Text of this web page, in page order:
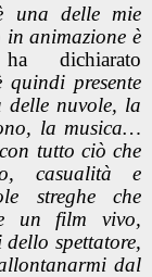
una delle mie
in animazione è
dichiarato
quindi presente
delle nuvole, la
la musica…
tutto ciò che
casualità e
streghe che
un film vivo,
spettatore,
dal